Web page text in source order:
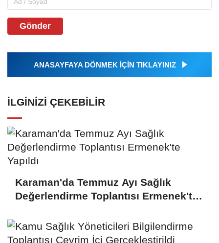
Gönder
ANASAYFAYA DÖNMEK İÇİN TIKLAYINIZ
İLGINIZI ÇEKEBILIR
Karaman'da Temmuz Ayı Sağlık
Değerlendirme Toplantısı Ermenek'te